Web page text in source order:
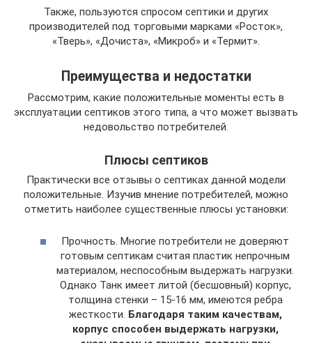
Также, пользуются спросом септики и других
производителей под торговыми марками «Росток»,
«Тверь», «Дочиста», «Микроб» и «Термит».
Преимущества и недостатки
Рассмотрим, какие положительные моменты есть в
эксплуатации септиков этого типа, а что может вызвать
недовольство потребителей.
Плюсы септиков
Практически все отзывы о септиках данной модели
положительные. Изучив мнение потребителей, можно
отметить наиболее существенные плюсы установки:
Прочность. Многие потребители не доверяют
готовым септикам считая пластик непрочным
материалом, неспособным выдержать нагрузки.
Однако Танк имеет литой (бесшовный) корпус,
толщина стенки – 15-16 мм, имеются ребра
жесткости. Благодаря таким качествам,
корпус способен выдержать нагрузки,